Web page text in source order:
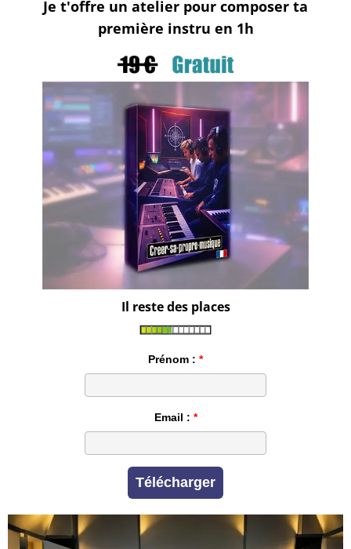
Je t'offre un atelier pour composer ta
première instru en 1h
Il reste des places
Prénom :
Email :
Télécharger